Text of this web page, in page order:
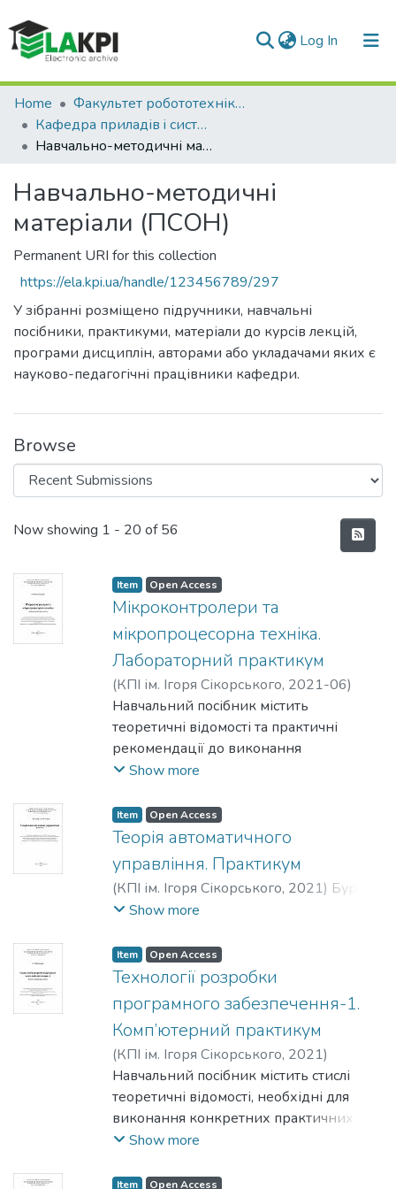
Log In (current)
Communities & Collections
All of DSpace
Home
Факультет робототехніки та приладобудування (ФРП)
Кафедра приладів i систем орієнтації та навігації (ПСОН)
Навчально-методичні матеріали (ПСОН)
Навчально-методичні
матеріали (ПСОН)
Permanent URI for this collection
https://ela.kpi.ua/handle/123456789/297
У зібранні розміщено підручники, навчальні
посібники, практикуми, матеріали до курсів лекцій,
програми дисциплін, авторами або укладачами яких є
науково-педагогічні працівники кафедри.
Browse
Recent Submissions
Now showing 1 - 20 of 56
Item Open Access
Мікроконтролери та
мікропроцесорна техніка.
Лабораторний практикум
(КПІ ім. Ігоря Сікорського, 2021-06)
Павловський, Олексій Михайлович
Навчальний посібник містить
теоретичні відомості та практичні
рекомендації до виконання
лабораторних робіт з дисципліни
техніка».
У процесі виконання лабораторних
робіт студент познайомиться із трьома
обчислювальними ядрами, 32
розрядними мікроконтролерами
сімейства ARM, AT91SAM7Х фірми
STMicroelectronics, та апаратною
платформою Arduino.
Show more
Item Open Access
Теорія автоматичного
управління. Практикум
(КПІ ім. Ігоря Сікорського, 2021) Бурау,
Надія Іванівна
Show more
Item Open Access
Технології розробки
програмного забезпечення-1.
Комп’ютерний практикум
(КПІ ім. Ігоря Сікорського, 2021)
Цибульник, Сергій Олексійович
Навчальний посібник містить стислі
теоретичні відомості, необхідні для
виконання конкретних практичних
завдань з розробки програмного
завдання для самостійної роботи
Show more
Item Open Access